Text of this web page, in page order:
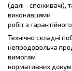
(далі - споживачі),
виконавцями
робіт з
Технічно складні
непродовольча
вимогам
нормативних